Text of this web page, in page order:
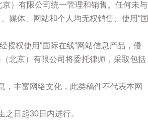
）有限公司统一管理和销售。任何未与
媒体、网站和个人均无权销售、使用“国
授权使用“国际在线“网站信息产品，侵
北京）有限公司将委托律师，采取包括
，丰富网络文化，此类稿件不代表本网
日起30日内进行。